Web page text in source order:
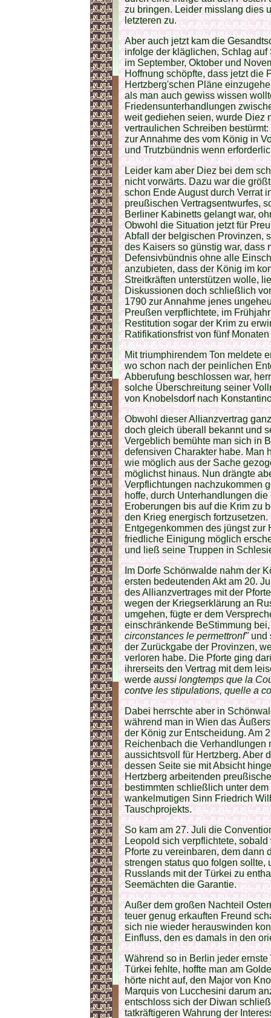
zu bringen. Leider misslang dies
letzteren zu.
Aber auch jetzt kam die
infolge der kläglichen, Schlag
im September, Oktober und
Hoffnung schöpfte, dass jetzt die
Hertzberg'schen Pläne
als man auch gewiss wissen
Friedensunterhandlungen
weit gediehen seien, wurde Diez
vertraulichen Schreiben
zur Annahme des vom König in
und Trutzbündnis wenn
Leider kam aber Diez bei dem
nicht vorwärts. Dazu war die
schon Ende August durch Verrat
preußischen Vertragsentwurfes,
Berliner Kabinetts gelangt war,
Obwohl die Situation jetzt für
Abfall der belgischen Provinzen,
des Kaisers so günstig war, dass
Defensivbündnis ohne alle
anzubieten, dass der König im
Streitkräften unterstützen wolle,
Diskussionen doch schließlich
1790 zur Annahme jenes
Preußen verpflichtete, im
Restitution sogar der Krim zu
Ratifikationsfrist von fünf Monaten
Mit triumphirendem Ton meldete
wo schon nach der peinlichen
Abberufung beschlossen war,
solche Überschreitung seiner
von Knobelsdorf nach
Obwohl dieser Allianzvertrag
doch gleich überall bekannt und
Vergeblich bemühte man sich in
defensiven Charakter habe. Man
wie möglich aus der Sache
möglichst hinaus. Nun drängte
Verpflichtungen nachzukommen
hoffe, durch Unterhandlungen
Eroberungen bis auf die Krim zu
den Krieg energisch
Entgegenkommen des jüngst zur
friedliche Einigung möglich
und ließ seine Truppen in
Im Dorfe Schönwalde nahm der
ersten bedeutenden Akt am 20.
des Allianzvertrages mit der
wegen der Kriegserklärung an
umgehen, fügte er dem
einschränkende BeStimmung
circonstances le permettronf"und
der Zurückgabe der Provinzen,
verloren habe. Die Pforte ging
ihrerseits den Vertrag mit dem
werdeaussi longtemps que la
contve les stipulations, quelle a
Dabei herrschte aber in
während man in Wien das
der König zur Entscheidung. Am
Reichenbach die Verhandlungen
aussichtsvoll für Hertzberg. Aber
dessen Seite sie mit Absicht
Hertzberg arbeitenden
bestimmten schließlich unter
wankelmutigen Sinn Friedrich
Tauschprojekts.
So kam am 27. Juli die
Leopold sich verpflichtete,
Pforte zu vereinbaren, dem dann
strengen status quo folgen sollte,
Russlands mit der Türkei zu
Seemächten die Garantie.
Außer dem großen Nachteil
teuer genug erkauften Freund
sich nie wieder herauswinden
Einfluss, den es damals in den
Während so in Berlin jeder
Türkei fehlte, hoffte man am
hörte nicht auf, den Major von
Marquis von Lucchesini darum
entschloss sich der Diwan
tatkräftigeren Wahrung der